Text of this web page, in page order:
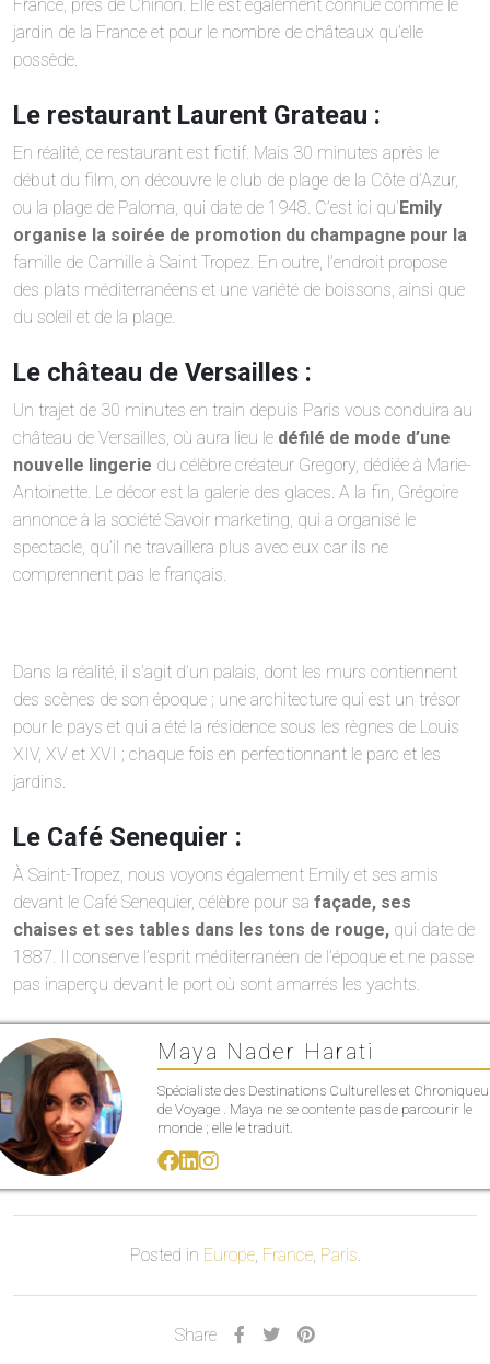
France, près de Chinon. Elle est également connue comme le
jardin de la France et pour le nombre de châteaux qu’elle
possède.
Le restaurant Laurent Grateau :
En réalité, ce restaurant est fictif. Mais 30 minutes après le
début du film, on découvre le club de plage de la Côte d’Azur,
ou la plage de Paloma, qui date de 1948. C’est ici qu’Emily
organise la soirée de promotion du champagne pour la
famille de Camille à Saint Tropez. En outre, l’endroit propose
des plats méditerranéens et une variété de boissons, ainsi que
du soleil et de la plage.
Le château de Versailles :
Un trajet de 30 minutes en train depuis Paris vous conduira au
château de Versailles, où aura lieu le défilé de mode d’une
nouvelle lingerie du célèbre créateur Gregory, dédiée à Marie-
Antoinette. Le décor est la galerie des glaces. A la fin, Grégoire
annonce à la société Savoir marketing, qui a organisé le
spectacle, qu’il ne travaillera plus avec eux car ils ne
comprennent pas le français.
Dans la réalité, il s’agit d’un palais, dont les murs contiennent
des scènes de son époque ; une architecture qui est un trésor
pour le pays et qui a été la résidence sous les règnes de Louis
XIV, XV et XVI ; chaque fois en perfectionnant le parc et les
jardins.
Le Café Senequier :
À Saint-Tropez, nous voyons également Emily et ses amis
devant le Café Senequier, célèbre pour sa façade, ses
chaises et ses tables dans les tons de rouge, qui date de
1887. Il conserve l’esprit méditerranéen de l’époque et ne passe
pas inaperçu devant le port où sont amarrés les yachts.
Maya Nader Harati
Spécialiste des Destinations Culturelles et
de Voyage . Maya ne se contente pas de parcourir le
monde ; elle le traduit.
Posted in Europe, France, Paris
Share